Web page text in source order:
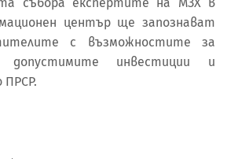
център ще запознават
с възможностите за
допустимите инвестиции и
ПРСР.